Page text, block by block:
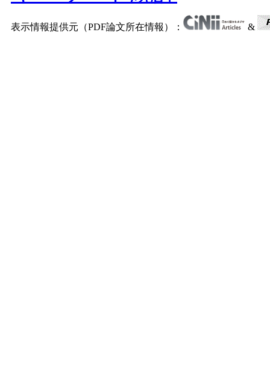
表示情報提供元（PDF論文所在情報）： &